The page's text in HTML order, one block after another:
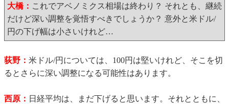
大橋： これでアベノミクス相場は終わり？ それとも、継続
だけど深い調整を覚悟すべきでしょうか？ 意外と米ドル/
円の下げ幅は小さいけれど…
荻野： 米ドル/円については、100円は堅いけれど、そこを切
るとさらに深い調整になる可能性はあります。
西原： 日経平均は、まだ下げると思います。それとともに、